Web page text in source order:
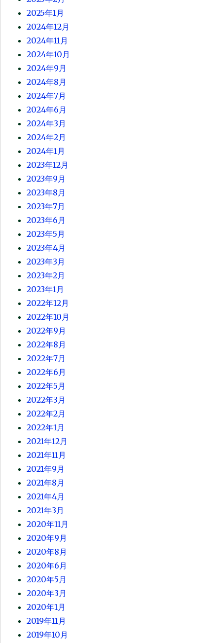
2025年1月
2024年12月
2024年11月
2024年10月
2024年9月
2024年8月
2024年7月
2024年6月
2024年3月
2024年2月
2024年1月
2023年12月
2023年9月
2023年8月
2023年7月
2023年6月
2023年5月
2023年4月
2023年3月
2023年2月
2023年1月
2022年12月
2022年10月
2022年9月
2022年8月
2022年7月
2022年6月
2022年5月
2022年3月
2022年2月
2022年1月
2021年12月
2021年11月
2021年9月
2021年8月
2021年4月
2021年3月
2020年11月
2020年9月
2020年8月
2020年6月
2020年5月
2020年3月
2020年1月
2019年11月
2019年10月